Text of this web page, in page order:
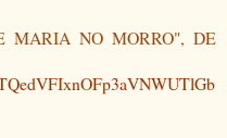
MARIA NO MORRO", DE